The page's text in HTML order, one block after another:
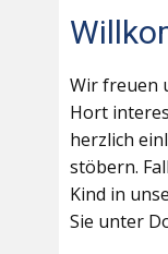
Wir freuen
Hort
herzlich
stöbern.
Kind in
Sie unter